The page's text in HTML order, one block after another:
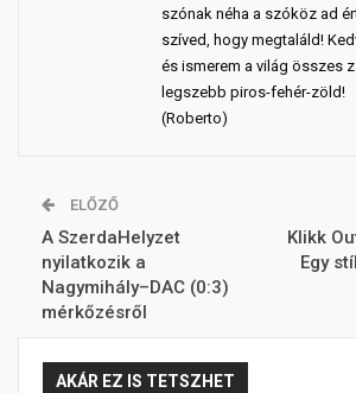
szónak néha a szóköz ad
szíved, hogy megtaláld!
és ismerem a világ összes
legszebb piros-fehér-zöld!
(Roberto)
ELŐZŐ
A SzerdaHelyzet
nyilatkozik a
Nagymihály–DAC (0:3)
mérkőzésről
Klikk
Egy
AKÁR EZ IS TETSZHET